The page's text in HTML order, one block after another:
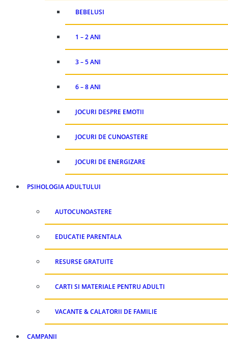
BEBELUSI
1 – 2 ANI
3 – 5 ANI
6 – 8 ANI
JOCURI DESPRE EMOTII
JOCURI DE CUNOASTERE
JOCURI DE ENERGIZARE
PSIHOLOGIA ADULTULUI
AUTOCUNOASTERE
EDUCATIE PARENTALA
RESURSE GRATUITE
CARTI SI MATERIALE PENTRU ADULTI
VACANTE & CALATORII DE FAMILIE
CAMPANII